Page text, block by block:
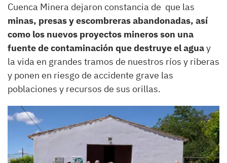
Cuenca Minera dejaron constancia de que las
minas, presas y escombreras abandonadas, así
como los nuevos proyectos mineros son una
fuente de contaminación que destruye el aguay
la vida en grandes tramos de nuestros ríos y riberas
y ponen en riesgo de accidente grave las
poblaciones y recursos de sus orillas.